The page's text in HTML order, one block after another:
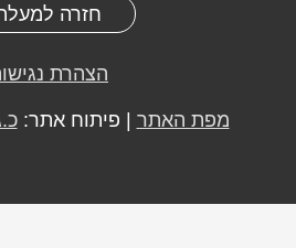
חזרה
הצהרת
מפת האתר | פיתוח אתר: